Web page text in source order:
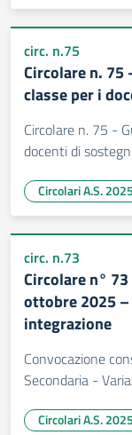
circ. n.75
Circolare n. 75
classe per i
Circolare n. 75 -
docenti di
Circolari A.S.
circ. n.73
Circolare n°
ottobre 2025 –
integrazione
Convocazione
Secondaria -
Circolari A.S.